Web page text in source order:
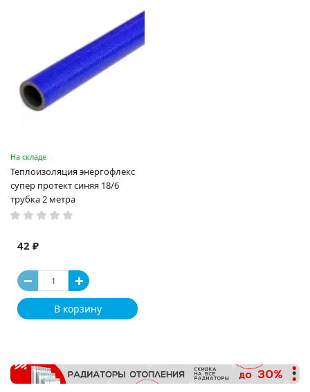
На складе
Теплоизоляция энергофлекс
супер протект синяя 18/6
трубка 2 метра
42 ₽
В корзину